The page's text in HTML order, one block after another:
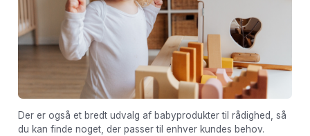
Der er også et bredt udvalg af babyprodukter til rådighed, så
du kan finde noget, der passer til enhver kundes behov.